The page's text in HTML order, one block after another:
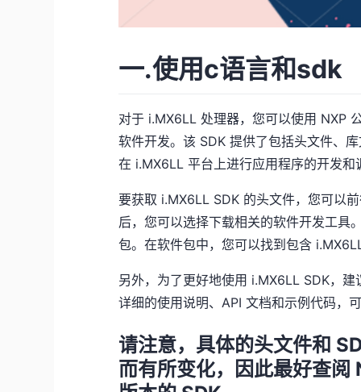
一.使用c语言和sdk
对于 i.MX6LL 处理器，您可以使用 NXP
软件开发。该 SDK 提供了包括头文件、
在 i.MX6LL 平台上进行应用程序的开发和
要获取 i.MX6LL SDK 的头文件，您可以
后，您可以选择下载相关的软件开发工具
包。在软件包中，您可以找到包含
另外，为了更好地使用 i.MX6LL SDK，
详细的使用说明、API 文档和示例代码，
请注意，具体的头文件和
而有所变化，因此最好查阅